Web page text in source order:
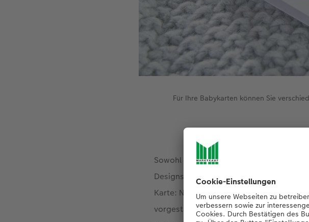
Für Ihre Babykarten können Sie
Sowohl in derCEWE Fotowelt Software
Designs zur Verfügung. Unsere
Karte: Nicht nur die Außen-, sondern
vorgestalten lassen. Dafür treffen Sie